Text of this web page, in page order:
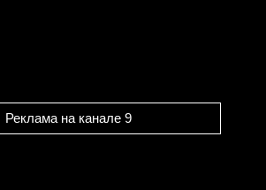
Реклама на канале 9